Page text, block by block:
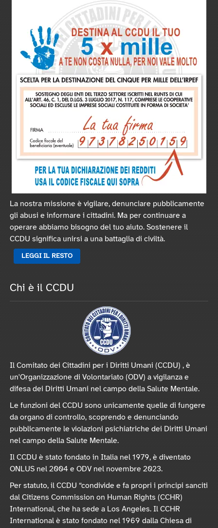
La nostra missione è vigilare, denunciare pubblicamente
gli abusi e informare i cittadini. Ma per continuare a
operare abbiamo bisogno del tuo aiuto. Sostenere il
CCDU significa unirsi a una battaglia di civiltà.
LEGGI IL RESTO
Chi è il CCDU
Il Comitato dei Cittadini per i Diritti Umani (CCDU) , è
un'Organizzazione di Volontariato (ODV) a vigilanza e
difesa dei Diritti Umani nel campo della Salute Mentale.
Le funzioni del CCDU sono unicamente quelle di fungere
da organo di controllo, scoprendo e denunciando
pubblicamente le violazioni psichiatriche dei Diritti Umani
nel campo della Salute Mentale.
Il CCDU è stato fondato in Italia nel 1979, è diventato
ONLUS nel 2004 e ODV nel novembre 2023.
Per statuto, il CCDU “condivide e fa propri i principi sanciti
dal Citizens Commission on Human Rights (CCHR)
International, che ha sede a Los Angeles. Il CCHR
International è stato fondato nel 1969 dalla Chiesa di